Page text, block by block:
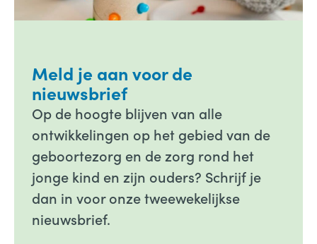
Meld je aan voor de
nieuwsbrief
Op de hoogte blijven van alle
ontwikkelingen op het gebied van de
geboortezorg en de zorg rond het
jonge kind en zijn ouders? Schrijf je
dan in voor onze tweewekelijkse
nieuwsbrief.